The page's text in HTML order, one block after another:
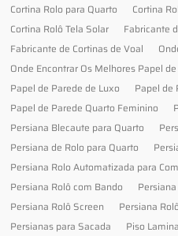
Cortina Rolo para Quarto
Cortina
Cortina Rolô Tela Solar
Fabricante
Fabricante de Cortinas de Voal
Onde Encontrar Os Melhores Papel
Papel de Parede de Luxo
Papel de
Papel de Parede Quarto Feminino
Persiana Blecaute para Quarto
Persiana de Rolo para Quarto
Persiana Rolo Automatizada para
Persiana Rolô com Bando
Persiana Rolô Screen
Persiana
Persianas para Sacada
Piso